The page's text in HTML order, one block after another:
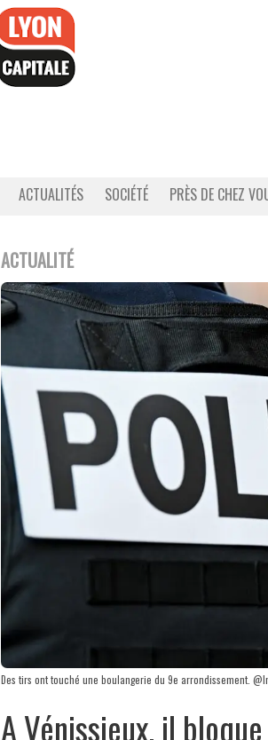
ACTUALITÉS SOCIÉTÉ PRÈS DE CHEZ
ACTUALITÉ
Des tirs ont touché une boulangerie du 9e arrondissement.
A Vénissieux, il